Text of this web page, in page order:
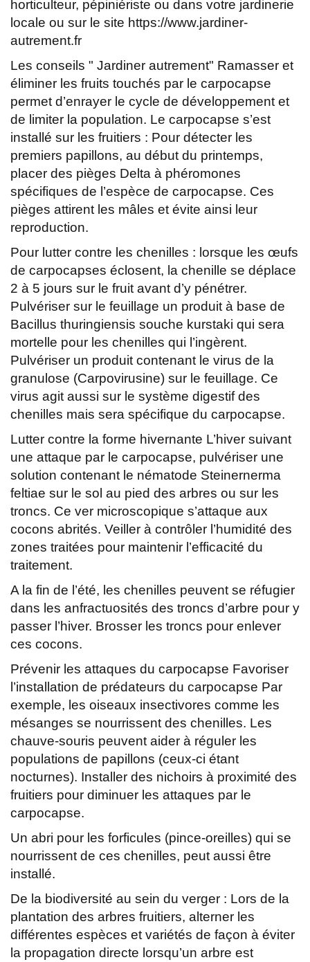
horticulteur, pépiniériste ou dans votre jardinerie
locale ou sur le site https://www.jardiner-
autrement.fr
Les conseils " Jardiner autrement" Ramasser et
éliminer les fruits touchés par le carpocapse
permet d’enrayer le cycle de développement et
de limiter la population. Le carpocapse s’est
installé sur les fruitiers : Pour détecter les
premiers papillons, au début du printemps,
placer des pièges Delta à phéromones
spécifiques de l’espèce de carpocapse. Ces
pièges attirent les mâles et évite ainsi leur
reproduction.
Pour lutter contre les chenilles : lorsque les œufs
de carpocapses éclosent, la chenille se déplace
2 à 5 jours sur le fruit avant d’y pénétrer.
Pulvériser sur le feuillage un produit à base de
Bacillus thuringiensis souche kurstaki qui sera
mortelle pour les chenilles qui l’ingèrent.
Pulvériser un produit contenant le virus de la
granulose (Carpovirusine) sur le feuillage. Ce
virus agit aussi sur le système digestif des
chenilles mais sera spécifique du carpocapse.
Lutter contre la forme hivernante L’hiver suivant
une attaque par le carpocapse, pulvériser une
solution contenant le nématode Steinernerma
feltiae sur le sol au pied des arbres ou sur les
troncs. Ce ver microscopique s’attaque aux
cocons abrités. Veiller à contrôler l’humidité des
zones traitées pour maintenir l’efficacité du
traitement.
A la fin de l’été, les chenilles peuvent se réfugier
dans les anfractuosités des troncs d’arbre pour y
passer l’hiver. Brosser les troncs pour enlever
ces cocons.
Prévenir les attaques du carpocapse Favoriser
l’installation de prédateurs du carpocapse Par
exemple, les oiseaux insectivores comme les
mésanges se nourrissent des chenilles. Les
chauve-souris peuvent aider à réguler les
populations de papillons (ceux-ci étant
nocturnes). Installer des nichoirs à proximité des
fruitiers pour diminuer les attaques par le
carpocapse.
Un abri pour les forficules (pince-oreilles) qui se
nourrissent de ces chenilles, peut aussi être
installé.
De la biodiversité au sein du verger : Lors de la
plantation des arbres fruitiers, alterner les
différentes espèces et variétés de façon à éviter
la propagation directe lorsqu’un arbre est